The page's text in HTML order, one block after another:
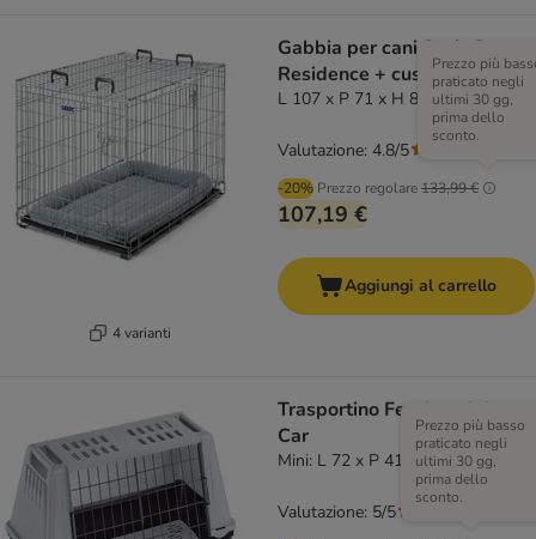
4 varianti
Gabbia per cani Savic Dog
Residence + cuscino
L 107 x P 71 x H 81 cm
-20% Prezzo regolare133,99 €
Prezzo più
praticato negli
ultimi 30 gg,
prima dello
sconto.
107,19 €
Valutazione: 4.8/5
Aggiungi al carrello
Trasportino Ferplast Atlas
Car
Mini: L 72 x P 41 x H 51 cm
Prezzo più basso
praticato negli
ultimi 30 gg,
prima dello
sconto.
Valutazione: 5/5